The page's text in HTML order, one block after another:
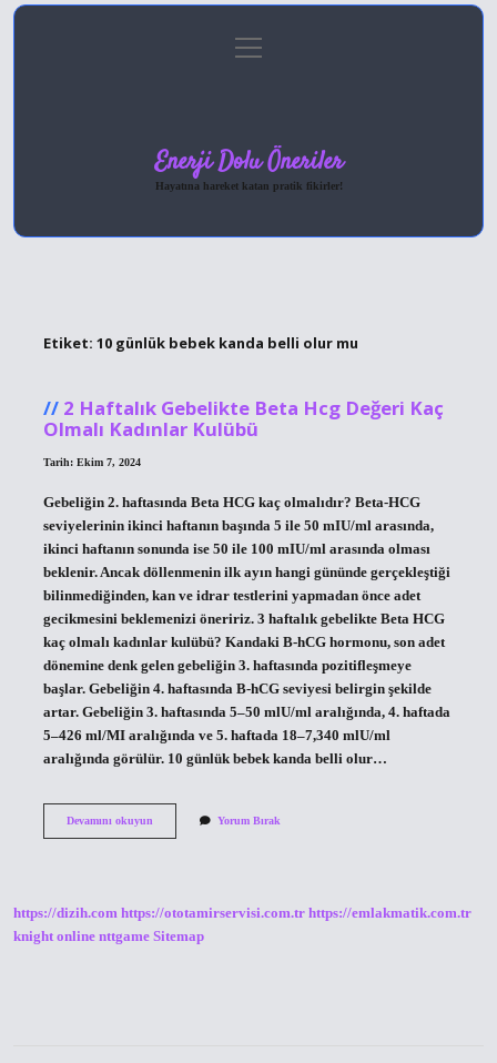
Gizlilik Politikası
menüyü
aç
Enerji Dolu Öneriler
Hayatına hareket katan pratik fikirler!
Etiket: 10 günlük bebek kanda belli olur mu
2 Haftalık Gebelikte Beta Hcg Değeri Kaç
Olmalı Kadınlar Kulübü
Tarih: Ekim 7, 2024
Gebeliğin 2. haftasında Beta HCG kaç olmalıdır? Beta-HCG
seviyelerinin ikinci haftanın başında 5 ile 50 mIU/ml arasında,
ikinci haftanın sonunda ise 50 ile 100 mIU/ml arasında olması
beklenir. Ancak döllenmenin ilk ayın hangi gününde gerçekleştiği
bilinmediğinden, kan ve idrar testlerini yapmadan önce adet
gecikmesini beklemenizi öneririz. 3 haftalık gebelikte Beta HCG
kaç olmalı kadınlar kulübü? Kandaki B-hCG hormonu, son adet
dönemine denk gelen gebeliğin 3. haftasında pozitifleşmeye
başlar. Gebeliğin 4. haftasında B-hCG seviyesi belirgin şekilde
artar. Gebeliğin 3. haftasında 5–50 mlU/ml aralığında, 4. haftada
5–426 ml/MI aralığında ve 5. haftada 18–7,340 mlU/ml
aralığında görülür. 10 günlük bebek kanda belli olur…
Devamını okuyun2
Kaç
Kadınlar
Yorum Bırak
https://dizih.com https://ototamirservisi.com.tr https://emlakmatik.com.tr
knight online nttgame Sitemap